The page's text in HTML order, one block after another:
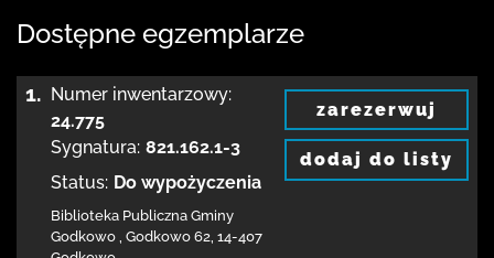
Dostępne egzemplarze
1. Numer inwentarzowy:
24.775
Sygnatura: 821.162.1-3
Status: Do wypożyczenia
Biblioteka Publiczna Gminy
Godkowo Godkowo 62 14-407
zarezerwuj
dodaj do listy